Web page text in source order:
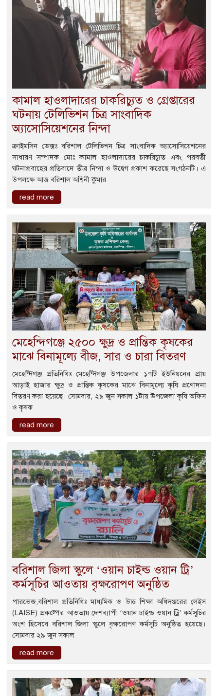
কামাল হাওলাদারের চাকরিচ্যুত ও গ্রেপ্তারের
ঘটনায় টেলিভিশন চিত্র সাংবাদিক
অ্যাসোসিয়েশনের নিন্দা
ক্রাইমসিন ডেক্সঃ বরিশাল টেলিভিশন চিত্র সাংবাদিক অ্যাসোসিয়েশনের
সাধারণ সম্পাদক মোঃ কামাল হাওলাদারের চাকরিচ্যুত এবং পরবর্তী
ঘটনাপ্রবাহের প্রতিবাদে তীব্র নিন্দা ও উদ্বেগ প্রকাশ করেছে সংগঠনটি। এ
উপলক্ষে আজ বরিশাল অশ্বিনী কুমার
read more
মেহেন্দিগঞ্জে ২৫০০ ক্ষুদ্র ও প্রান্তিক কৃষকের
মাঝে বিনামূল্যে বীজ, সার ও চারা বিতরণ
মেহেন্দিগঞ্জ প্রতিনিধিঃ মেহেন্দিগঞ্জ উপজেলার ১৭টি ইউনিয়নের প্রায়
আড়াই হাজার ক্ষুদ্র ও প্রান্তিক কৃষকের মাঝে বিনামূল্যে কৃষি প্রণোদনা
বিতরণ করা হয়েছে। সোমবার, ২৯ জুন সকাল ১টায় উপজেলা কৃষি অফিস
ও কৃষক
read more
বরিশাল জিলা স্কুলে ‘ওয়ান চাইল্ড ওয়ান ট্রি’
কর্মসূচির আওতায় বৃক্ষরোপণ অনুষ্ঠিত
পারভেজ,বরিশাল প্রতিনিধিঃ মাধ্যমিক ও উচ্চ শিক্ষা অধিদপ্তরের লেইস
(LAISE) প্রকল্পের আওতায় দেশব্যাপী ‘ওয়ান চাইল্ড ওয়ান ট্রি’ কর্মসূচির
অংশ হিসেবে বরিশাল জিলা স্কুলে বৃক্ষরোপণ কর্মসূচি অনুষ্ঠিত হয়েছে।
সোমবার ২৯ জুন সকাল
read more